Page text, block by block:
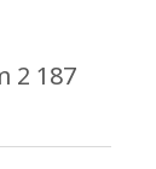
2 187